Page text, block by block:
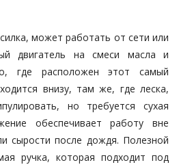
может работать от сети или
двигатель на смеси масла и
где расположен этот самый
внизу, там же, где леска,
но требуется сухая
обеспечивает работу вне
сырости после дождя. Полезной
ручка, которая подходит под